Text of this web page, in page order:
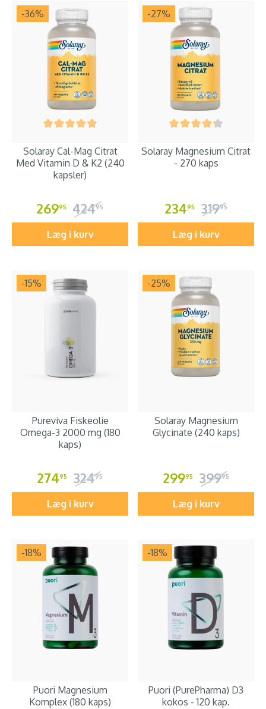
-36%
Solaray Cal-Mag Citrat
Med Vitamin D & K2 (240
kapsler)
26995 42495
Læg i kurv
-27%
Solaray Magnesium Citrat
- 270 kaps
23495 31995
Læg i kurv
-15%
Pureviva Fiskeolie
Omega-3 2000 mg (180
kaps)
27495 32495
Læg i kurv
-25%
Solaray Magnesium
Glycinate (240 kaps)
29995 39995
Læg i kurv
-18%
Puori Magnesium
Komplex (180 kaps)
-18%
Puori (PurePharma) D3
kokos - 120 kap.